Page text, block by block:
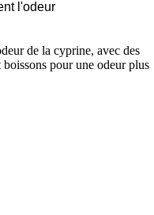
l'odeur
de la cyprine, avec des
pour une odeur plus